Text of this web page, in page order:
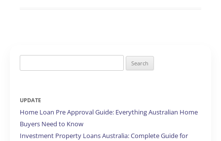
for:
UPDATE
Home Loan Pre Approval Guide: Everything Australian Home
Buyers Need to Know
Investment Property Loans Australia: Complete Guide for